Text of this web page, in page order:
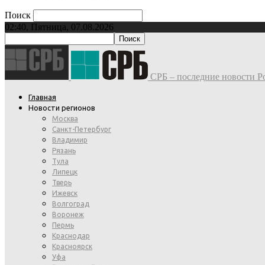
Поиск
02:40, Пятница, 07.08.2026
СРБ – последние новости
Главная
Новости регионов
Москва
Санкт-Петербург
Владимир
Рязань
Тула
Липецк
Тверь
Ижевск
Волгоград
Воронеж
Пермь
Краснодар
Красноярск
Уфа